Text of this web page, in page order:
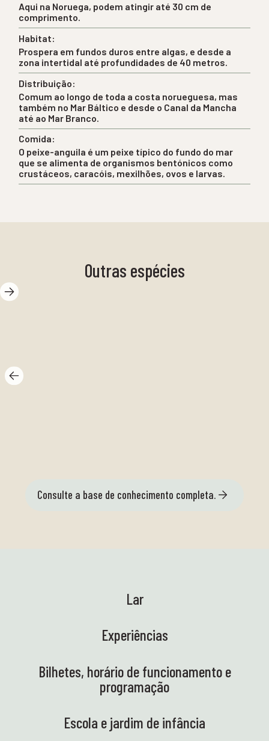
Aqui na Noruega, podem atingir até 30 cm de
comprimento.
Habitat:
Prospera em fundos duros entre algas, e desde a
zona intertidal até profundidades de 40 metros.
Distribuição:
Comum ao longo de toda a costa norueguesa, mas
também no Mar Báltico e desde o Canal da Mancha
até ao Mar Branco.
Comida:
O peixe-anguila é um peixe típico do fundo do mar
que se alimenta de organismos bentónicos como
crustáceos, caracóis, mexilhões, ovos e larvas.
Outras espécies
Consulte a base de conhecimento completa.
Lar
Experiências
Bilhetes, horário de funcionamento e
programação
Escola e jardim de infância